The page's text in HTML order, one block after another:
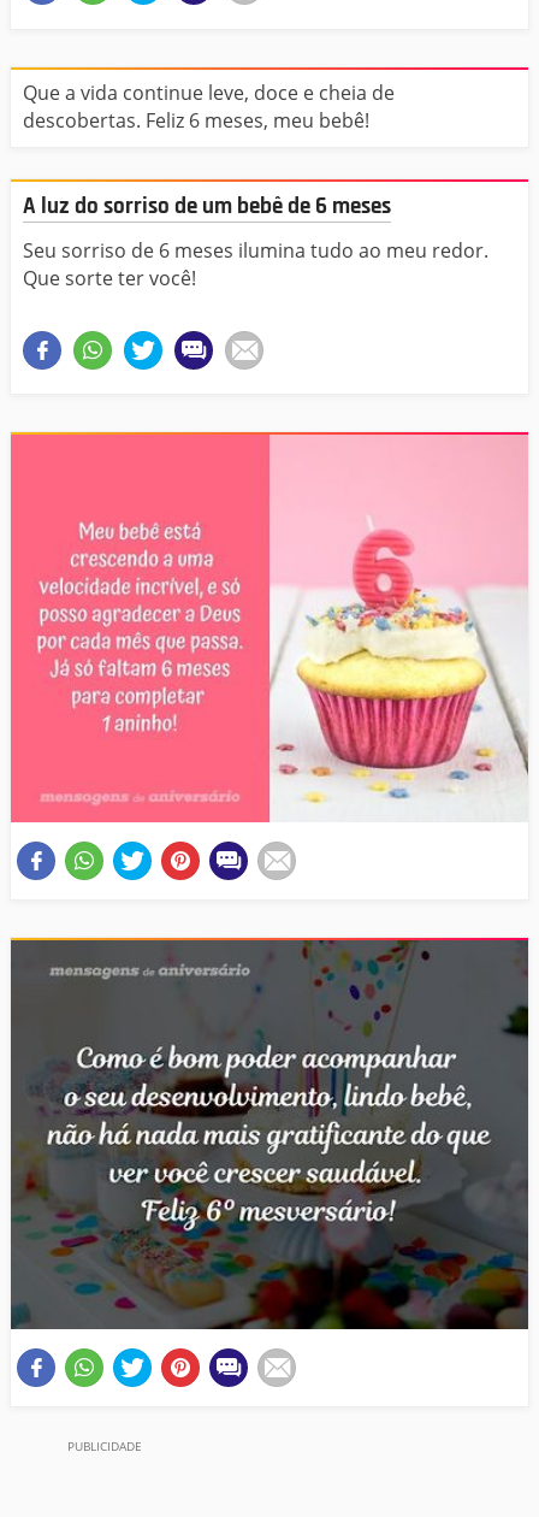
Que a vida continue leve, doce e cheia de
descobertas. Feliz 6 meses, meu bebê!
A luz do sorriso de um bebê de 6 meses
Seu sorriso de 6 meses ilumina tudo ao meu redor.
Que sorte ter você!